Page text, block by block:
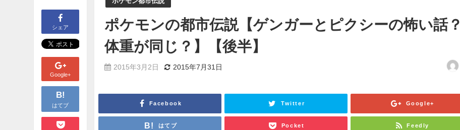
シェア
Google+
B!
はてブ
ポケモンの都市伝説【ゲンガーとピクシーの怖い話？
体重が同じ？】【後半】
2015年3月2日 2015年7月31日
Facebook Twitter Google+
はてブ Pocket Feedly